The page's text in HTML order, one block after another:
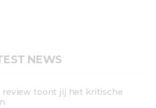
NEWS
review toont jij het kritische